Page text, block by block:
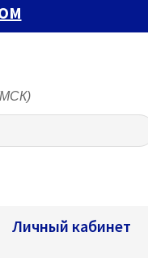
Личный кабинет